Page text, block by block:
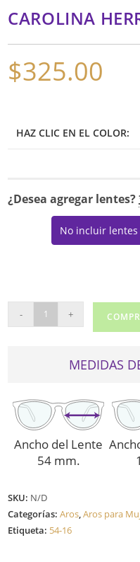
CAROLINA
$325.00
HAZ CLIC EN EL COLOR:
¿Desea agregar lentes?
No incluir lentes
CAROLINA
HERRERA
- +
MEDIDAS
Ancho del Lente
54 mm.
SKU: N/D
Categorías:Aros,Aros para
Etiqueta: 54-16